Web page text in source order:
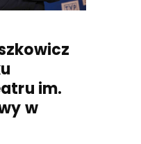
im.
w